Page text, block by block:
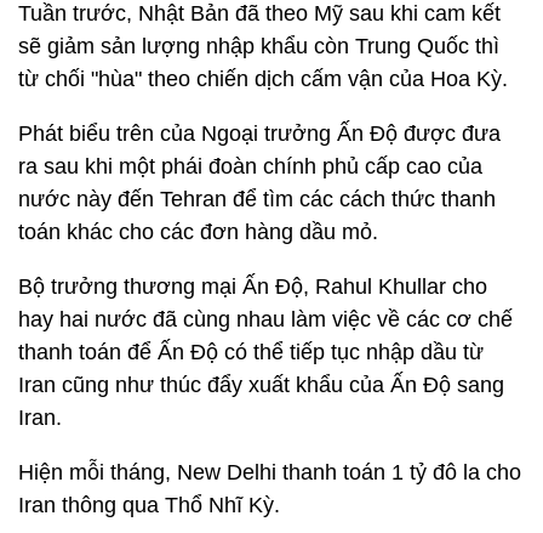
Tuần trước, Nhật Bản đã theo Mỹ sau khi cam kết
sẽ giảm sản lượng nhập khẩu còn Trung Quốc thì
từ chối "hùa" theo chiến dịch cấm vận của Hoa Kỳ.
Phát biểu trên của Ngoại trưởng Ấn Độ được đưa
ra sau khi một phái đoàn chính phủ cấp cao của
nước này đến Tehran để tìm các cách thức thanh
toán khác cho các đơn hàng dầu mỏ.
Bộ trưởng thương mại Ấn Độ, Rahul Khullar cho
hay hai nước đã cùng nhau làm việc về các cơ chế
thanh toán để Ấn Độ có thể tiếp tục nhập dầu từ
Iran cũng như thúc đẩy xuất khẩu của Ấn Độ sang
Iran.
Hiện mỗi tháng, New Delhi thanh toán 1 tỷ đô la cho
Iran thông qua Thổ Nhĩ Kỳ.